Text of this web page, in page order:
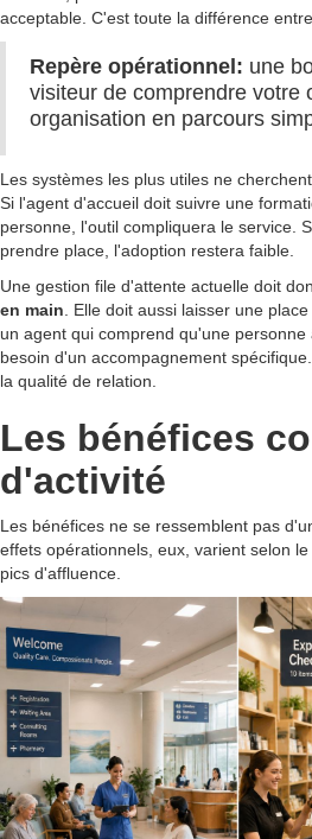
acceptable. C'est toute la différence
Repère opérationnel: une
visiteur de comprendre votre
organisation en parcours
Les systèmes les plus utiles ne
Si l'agent d'accueil doit suivre une
personne, l'outil compliquera le service.
prendre place, l'adoption restera faible.
Une gestion file d'attente actuelle doit
en main. Elle doit aussi laisser une
un agent qui comprend qu'une
besoin d'un accompagnement
la qualité de relation.
Les bénéfices
d'activité
Les bénéfices ne se ressemblent pas
effets opérationnels, eux, varient selon
pics d'affluence.